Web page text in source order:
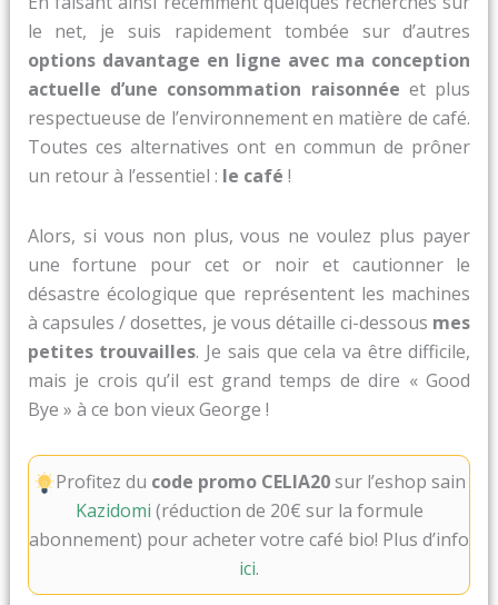
le net, je suis rapidement tombée sur d’autres
options davantage en ligne avec ma conception
actuelle d’une consommation raisonnée et plus
respectueuse de l’environnement en matière de café.
Toutes ces alternatives ont en commun de prôner
un retour à l’essentiel : le café !
Alors, si vous non plus, vous ne voulez plus payer
une fortune pour cet or noir et cautionner le
désastre écologique que représentent les machines
à capsules / dosettes, je vous détaille ci-dessous mes
petites trouvailles. Je sais que cela va être difficile,
mais je crois qu’il est grand temps de dire « Good
Bye » à ce bon vieux George !
Profitez du code promo CELIA20sur l’eshop sain
Kazidomi (réduction de 20€ sur la formule
abonnement) pour acheter votre café bio! Plus d’info
ici.